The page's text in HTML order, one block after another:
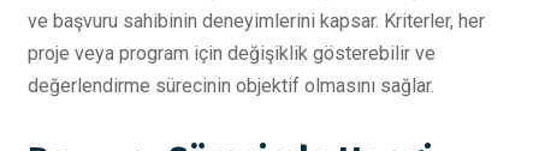
ve başvuru sahibinin deneyimlerini kapsar. Kriterler, her
proje veya program için değişiklik gösterebilir ve
değerlendirme sürecinin objektif olmasını sağlar.